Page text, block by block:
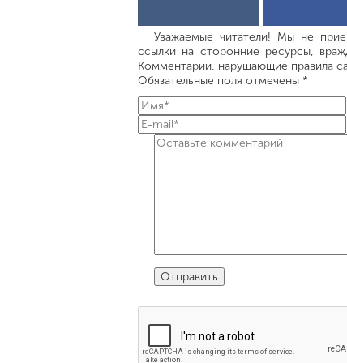
Уважаемые читатели! Мы не
ссылки на сторонние ресурсы,
Комментарии, нарушающие правила
Обязательные поля отмечены *